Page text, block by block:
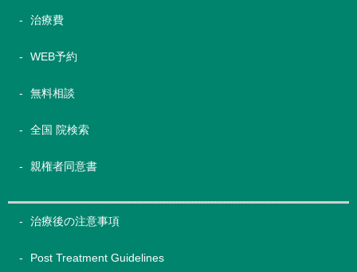
治療費
WEB予約
無料相談
全国 院検索
親権者同意書
治療後の注意事項
Post Treatment Guidelines